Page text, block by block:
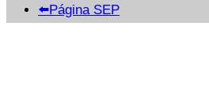
⬅️Página SEP